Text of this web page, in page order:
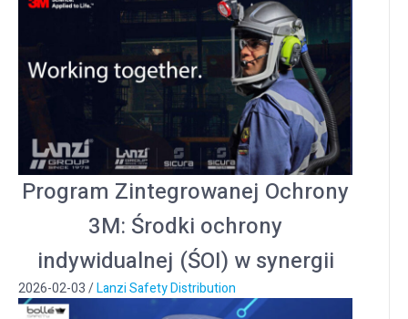
Program Zintegrowanej Ochrony
3M: Środki ochrony
indywidualnej (ŚOI) w synergii
2026-02-03/Lanzi Safety Distribution